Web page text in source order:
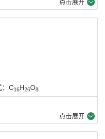
点击展开
：C16H26O8
点击展开